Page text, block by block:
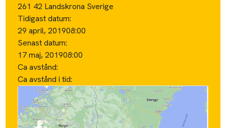
261 42 Landskrona Sverige
Tidigast datum:
29 april, 201908:00
Senast datum:
17 maj, 201908:00
Ca avstånd:
Ca avstånd i tid: